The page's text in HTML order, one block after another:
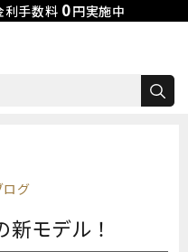
利手数料 0円実施中
ログ
モデル！